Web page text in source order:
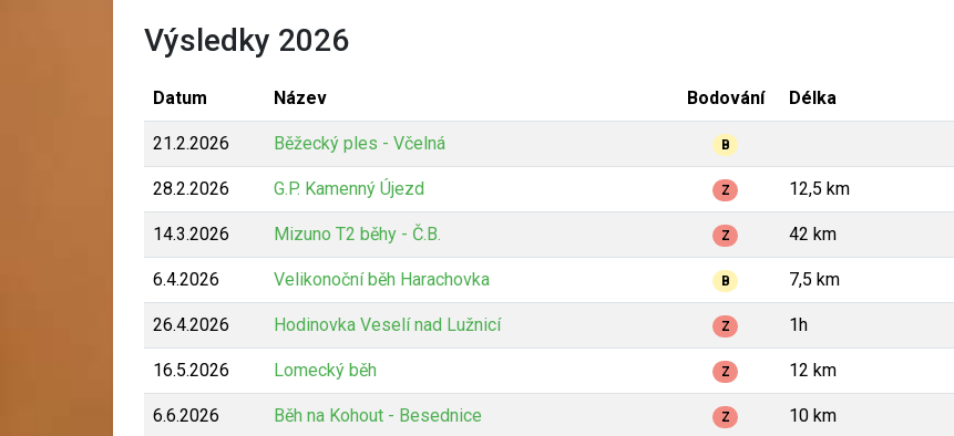
Výsledky 2026
Datum Název Bodování Délka
21.2.2026 Běžecký ples - Včelná B
28.2.2026 G.P. Kamenný Újezd Z 12,5 km
14.3.2026 Mizuno T2 běhy - Č.B. Z 42 km
6.4.2026 Velikonoční běh Harachovka B 7,5 km
26.4.2026 Hodinovka Veselí nad Lužnicí Z 1h
16.5.2026 Lomecký běh Z 12 km
6.6.2026 Běh na Kohout - Besednice Z 10 km